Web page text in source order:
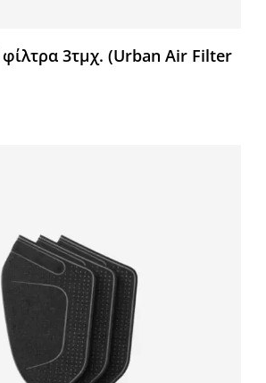
φίλτρα 3τμχ. (Urban Air Filter